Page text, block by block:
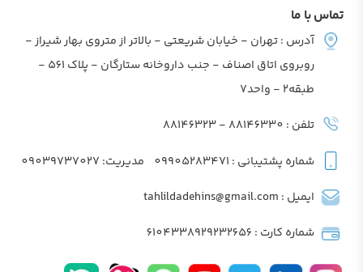
تماس با ما
آدرس : تهران - خیابان شریعتی - بالاتر از متروی بهار شیراز -
روبروی اتاق اصناف - جنب داروخانه ستارگان - پلاک 561 -
طبقه2 - واحد7
تلفن : 88146330 - 88146323
شماره پشتیبانی : 09905283471 مدیریت: 09039737027
ایمیل : tahlildadehins@gmail.com
شماره کارت : 6104338929232656